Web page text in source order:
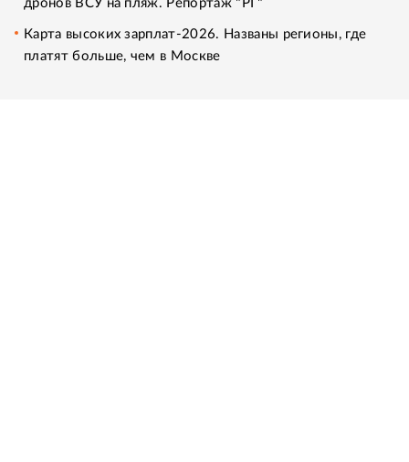
дронов ВСУ на пляж. Репортаж "РГ"
Карта высоких зарплат-2026. Названы регионы, где
платят больше, чем в Москве